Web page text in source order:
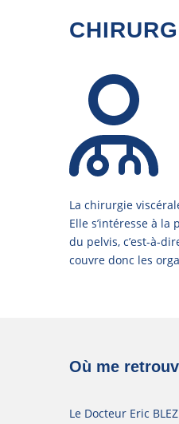
La chirurgie
Elle s’intéresse à
du pelvis, c’est-à-
couvre donc les
Où me
Le Docteur Eric